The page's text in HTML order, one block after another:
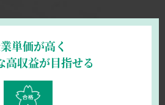
単価が高く
高収益が目指せる